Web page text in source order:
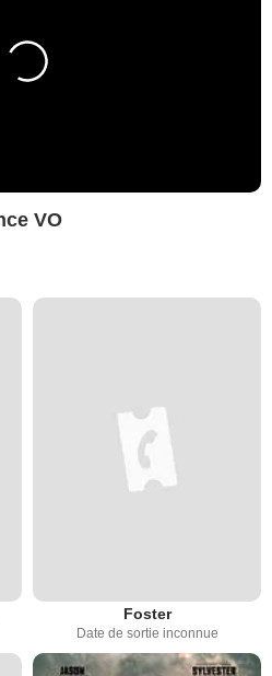
VO
Foster
Date de sortie inconnue